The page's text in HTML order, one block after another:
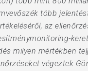
több
az
milyen mértékben
végeztek